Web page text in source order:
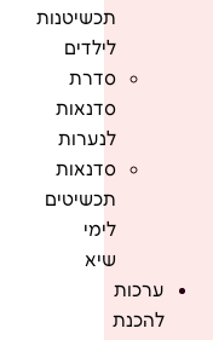
תכשיטנות
לילדים
סדרת
סדנאות
לנערות
סדנאות
תכשיטים
לימי
שיא
ערכות
להכנת